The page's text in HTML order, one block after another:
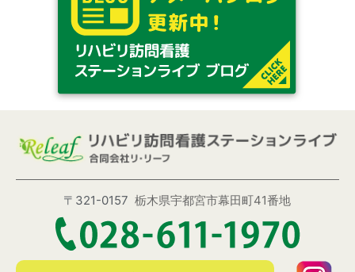
〒321-0157栃木県宇都宮市幕田町41番地